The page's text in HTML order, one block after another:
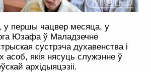
у першы чацвер месяца, у
Юзафа ў Маладзечне
сустрэча духавенства і
асоб, якія нясуць служэнне ў
архідыяцэзіі.